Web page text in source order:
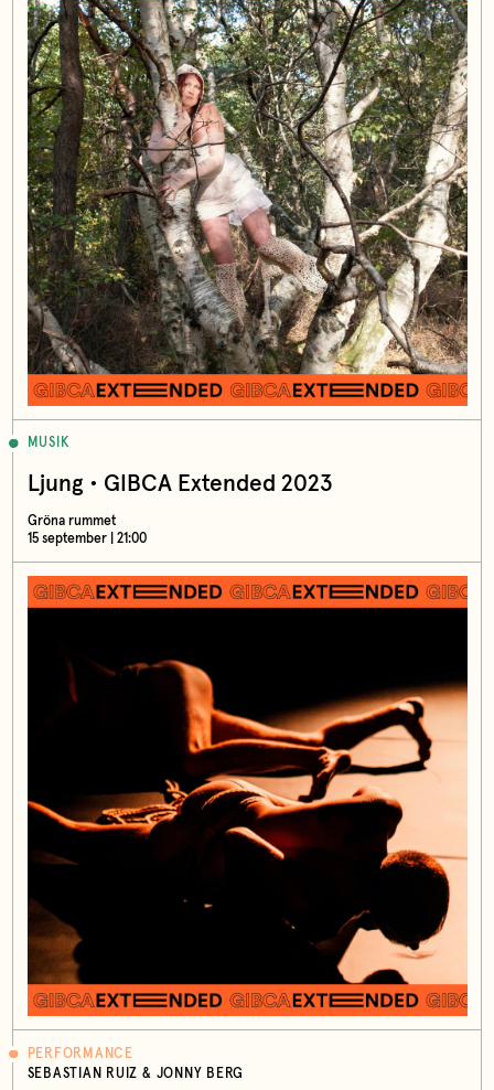
MUSIK
Ljung • GIBCA Extended 2023
Gröna rummet
15 september | 21:00
PERFORMANCE
SEBASTIAN RUIZ & JONNY BERG